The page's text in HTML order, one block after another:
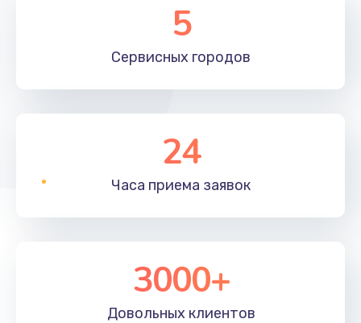
5
Сервисных городов
24
Часа приема заявок
3000+
Довольных клиентов